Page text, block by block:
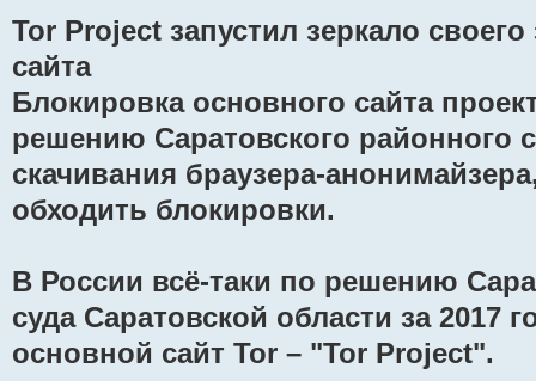
Tor Project запустил зеркало
сайта
Блокировка основного сайта
решению Саратовского районного
скачивания браузера-
обходить блокировки.
В России всё-таки по решению
суда Саратовской области за 2017
основной сайт Tor – "Tor Project".